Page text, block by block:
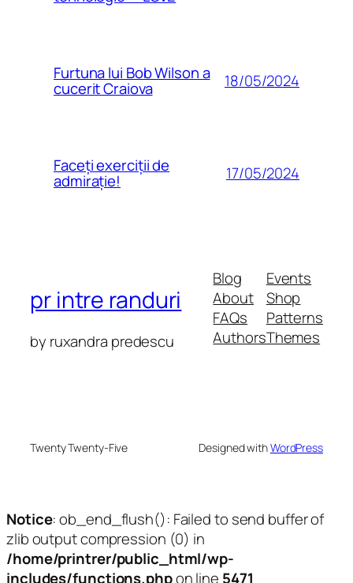
Furtuna lui Bob Wilson a
cucerit Craiova 18/05/2024
Faceți exerciții de
admirație! 17/05/2024
pr intre randuri
by ruxandra predescu
Blog
About
FAQs
Authors
Events
Shop
Patterns
Themes
Twenty Twenty-Five Designed withWordPress
Notice: ob_end_flush(): Failed to send buffer of
zlib output compression (0) in
/home/printrer/public_html/wp-
includes/functions.phpon line 5471